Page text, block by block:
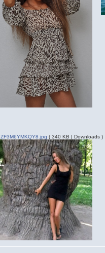
ZF3M6YMKQY8.jpg ( 340 KB | Downloads )